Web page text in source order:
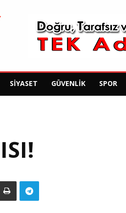
SIYASET GÜVENLIK SPOR